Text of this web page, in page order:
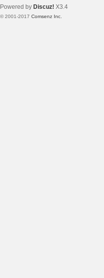
Powered by Discuz! X3.4
© 2001-2017 Comsenz Inc.